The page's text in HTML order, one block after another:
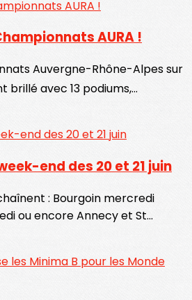
AURA !
Auvergne-Rhône-Alpes sur
brillé avec 13 podiums,...
end des 20 et 21 juin
: Bourgoin mercredi
ou encore Annecy et St...